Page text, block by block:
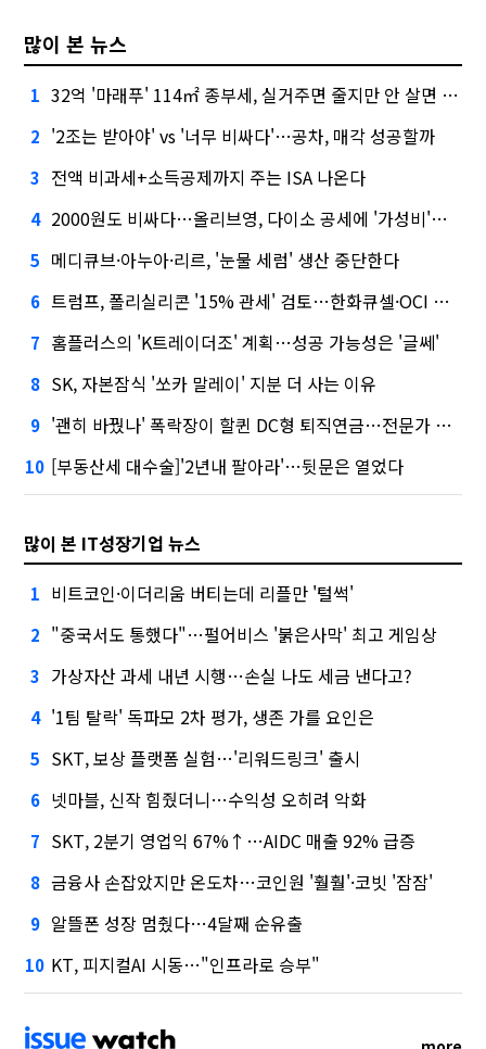
많이 본 뉴스
1 32억 '마래푸' 114㎡ 종부세, 실거주면 줄지만 안 살면 2.5배
2 '2조는 받아야' vs '너무 비싸다'…공차, 매각 성공할까
3 전액 비과세+소득공제까지 주는 ISA 나온다
4 2000원도 비싸다…올리브영, 다이소 공세에 '가성비'로 맞불
5 메디큐브·아누아·리르, '눈물 세럼' 생산 중단한다
6 트럼프, 폴리실리콘 '15% 관세' 검토…한화큐셀·OCI 영향은?
7 홈플러스의 'K트레이더조' 계획…성공 가능성은 '글쎄'
8 SK, 자본잠식 '쏘카 말레이' 지분 더 사는 이유
9 '괜히 바꿨나' 폭락장이 할퀸 DC형 퇴직연금…전문가 조언은
10 [부동산세 대수술]'2년내 팔아라'…뒷문은 열었다
많이 본 IT성장기업 뉴스
1 비트코인·이더리움 버티는데 리플만 '털썩'
2 "중국서도 통했다"…펄어비스 '붉은사막' 최고 게임상
3 가상자산 과세 내년 시행…손실 나도 세금 낸다고?
4 '1팀 탈락' 독파모 2차 평가, 생존 가를 요인은
5 SKT, 보상 플랫폼 실험…'리워드링크' 출시
6 넷마블, 신작 힘줬더니…수익성 오히려 악화
7 SKT, 2분기 영업익 67%↑…AIDC 매출 92% 급증
8 금융사 손잡았지만 온도차…코인원 '훨훨'·코빗 '잠잠'
9 알뜰폰 성장 멈췄다…4달째 순유출
10 KT, 피지컬AI 시동…"인프라로 승부"